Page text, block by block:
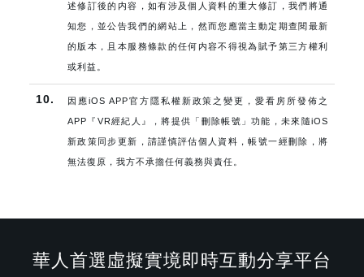
述修訂後的内容，如有涉及個人資料的重大修訂，我們將通
知您，並公告我們的網站上，然而您應當主動定期查閱最新
的版本，且本服務條款的任何内容不得視為賦予第三方權利
或利益。
10. 因應iOS APP官方隱私權新政策之變更，愛看房所發佈之
APP『VR經紀人』，將提供「刪除帳號」功能，未來隨iOS
新政策同步更新，請謹慎評估個人資料，帳號一經刪除，將
無法復原，我方不承擔任何義務與責任。
華人首選虛擬實境即時互動分享平台